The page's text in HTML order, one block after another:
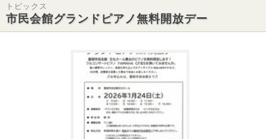
トピックス
市民会館グランドピアノ無料開放デー